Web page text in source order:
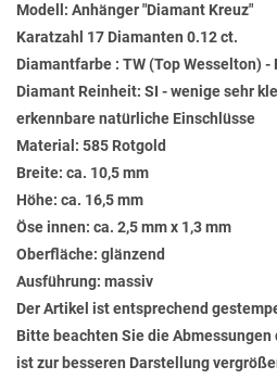
Modell: Anhänger "Diamant Kreuz"
Karatzahl 17 Diamanten 0.12 ct.
Diamantfarbe : TW (Top Wesselton) -
Diamant Reinheit: SI - wenige sehr
erkennbare natürliche Einschlüsse
Material: 585 Rotgold
Breite: ca. 10,5 mm
Höhe: ca. 16,5 mm
Öse innen: ca. 2,5 mm x 1,3 mm
Oberfläche: glänzend
Ausführung: massiv
Der Artikel ist entsprechend
Bitte beachten Sie die Abmessungen
ist zur besseren Darstellung